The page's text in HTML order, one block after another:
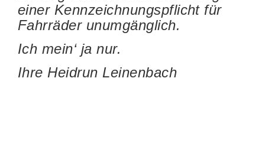
einer Kennzeichnungspflicht für
Fahrräder unumgänglich.
Ich mein‘ ja nur.
Ihre Heidrun Leinenbach